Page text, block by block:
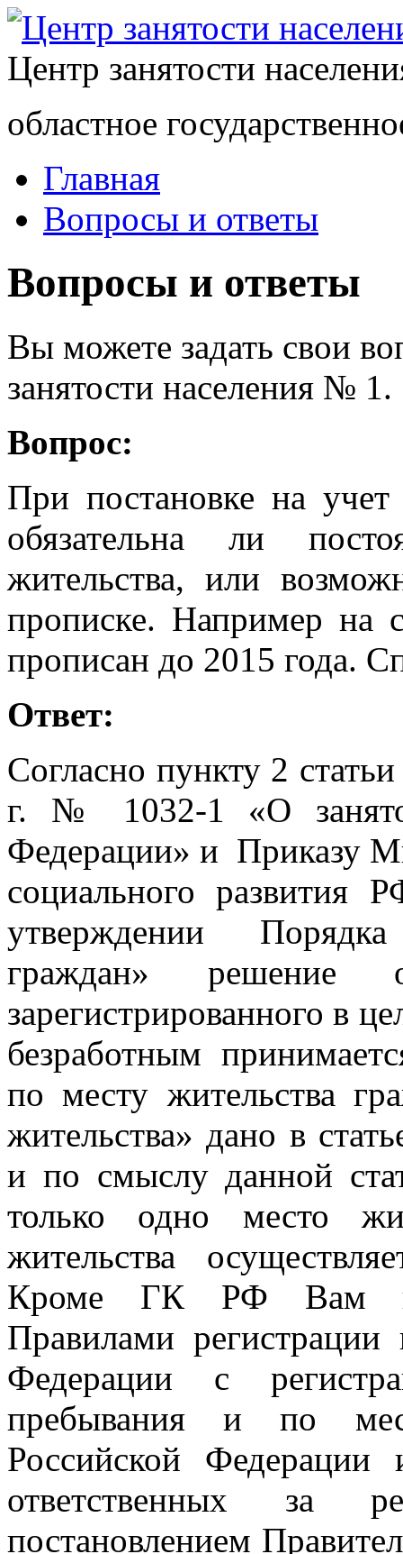
Центр занятости
областное
Главная
Вопросы и ответы
Вопросы и ответы
Вы можете задать свои
занятости населения № 1.
Вопрос:
При постановке на учет
обязательна ли
жительства, или
прописке. Например на
прописан до 2015 года.
Ответ:
Согласно пункту 2
г. № 1032-1 «О
Федерации» и Приказу
социального
утверждении
граждан» решение
зарегистрированного в
безработным
по месту жительства
жительства» дано в
и по смыслу данной
только одно место
жительства
Кроме ГК РФ Вам
Правилами
Федерации с
пребывания и по
Российской
ответственных за
постановлением